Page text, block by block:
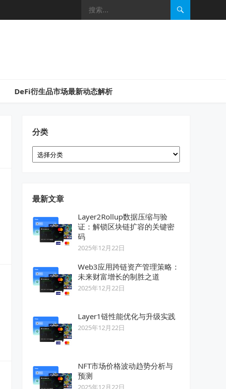
DeFi衍生品市场最新动态解析
分类
分
类
最新文章
Layer2Rollup数据压缩与验
证：解锁区块链扩容的关键密
码
2025年12月22日
Web3应用跨链资产管理策略：
未来财富增长的制胜之道
2025年12月22日
Layer1链性能优化与升级实践
2025年12月22日
NFT市场价格波动趋势分析与
预测
2025年12月22日